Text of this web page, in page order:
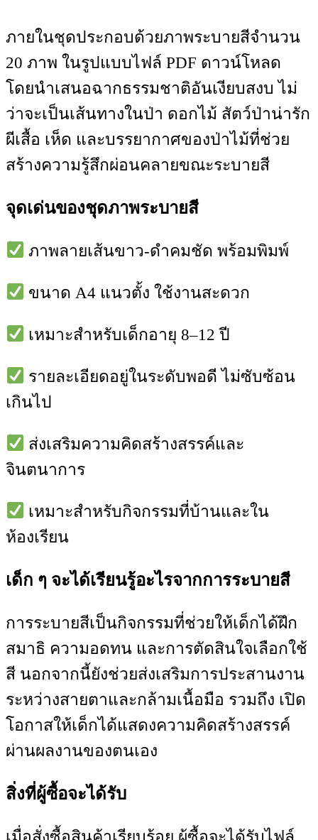
ภายในชุดประกอบด้วยภาพระบายสีจำนวน
20 ภาพ ในรูปแบบไฟล์ PDF ดาวน์โหลด
โดยนำเสนอฉากธรรมชาติอันเงียบสงบ ไม่
ว่าจะเป็นเส้นทางในป่า ดอกไม้ สัตว์ป่าน่ารัก
ผีเสื้อ เห็ด และบรรยากาศของป่าไม้ที่ช่วย
สร้างความรู้สึกผ่อนคลายขณะระบายสี
จุดเด่นของชุดภาพระบายสี
ภาพลายเส้นขาว-ดำคมชัด พร้อมพิมพ์
ขนาด A4 แนวตั้ง ใช้งานสะดวก
เหมาะสำหรับเด็กอายุ 8–12 ปี
รายละเอียดอยู่ในระดับพอดี ไม่ซับซ้อน
เกินไป
ส่งเสริมความคิดสร้างสรรค์และ
จินตนาการ
เหมาะสำหรับกิจกรรมที่บ้านและใน
ห้องเรียน
เด็ก ๆ จะได้เรียนรู้อะไรจากการระบายสี
การระบายสีเป็นกิจกรรมที่ช่วยให้เด็กได้ฝึก
สมาธิ ความอดทน และการตัดสินใจเลือกใช้
สี นอกจากนี้ยังช่วยส่งเสริมการประสานงาน
ระหว่างสายตาและกล้ามเนื้อมือ รวมถึง เปิด
โอกาสให้เด็กได้แสดงความคิดสร้างสรรค์
ผ่านผลงานของตนเอง
สิ่งที่ผู้ซื้อจะได้รับ